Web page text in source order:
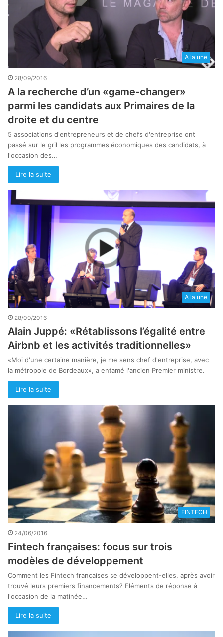
A la une
28/09/2016
A la recherche d’un «game-changer»
parmi les candidats aux Primaires de la
droite et du centre
5 associations d'entrepreneurs et de chefs d'entreprise ont
passé sur le gril les programmes économiques des candidats, à
l'occasion des…
Lire la suite
A la une
28/09/2016
Alain Juppé: «Rétablissons l’égalité entre
Airbnb et les activités traditionnelles»
«Moi d'une certaine manière, je me sens chef d'entreprise, avec
la métropole de Bordeaux», a entamé l'ancien Premier ministre.
Lire la suite
FINTECH
24/06/2016
Fintech françaises: focus sur trois
modèles de développement
Comment les Fintech françaises se développent-elles, après avoir
trouvé leurs premiers financements? Eléments de réponse à
l'occasion de la matinée…
Lire la suite